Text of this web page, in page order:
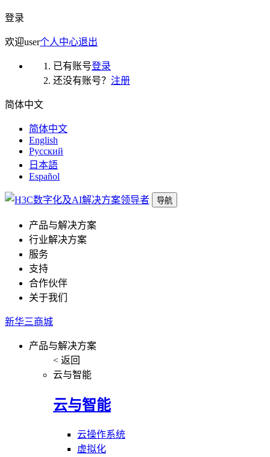
登录
欢迎user个人中心退出
已有账号登录
还没有账号？ 注册
简体中文
简体中文
English
Русский
日本語
Español
导航
产品与解决方案
行业解决方案
服务
支持
合作伙伴
关于我们
新华三商城
产品与解决方案
< 返回
云与智能
云与智能
云操作系统
虚拟化